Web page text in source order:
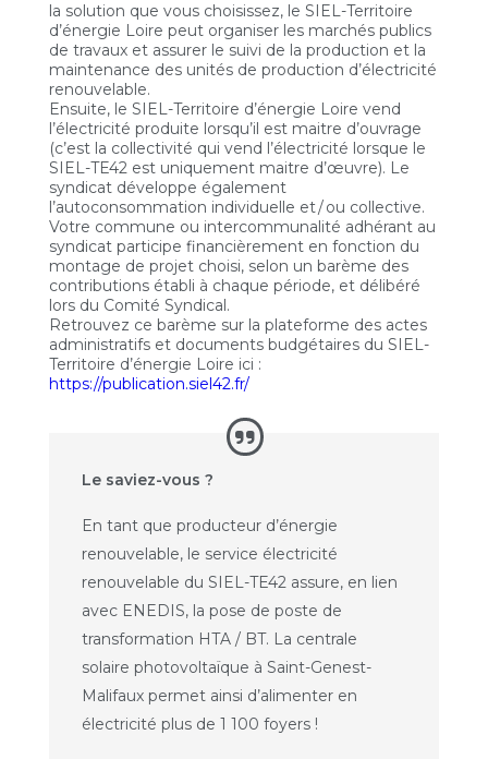
la solution que vous choisissez, le SIEL-Territoire
d’énergie Loire peut organiser les marchés publics
de travaux et assurer le suivi de la production et la
maintenance des unités de production d’électricité
renouvelable.
Ensuite, le SIEL-Territoire d’énergie Loire vend
l’électricité produite lorsqu’il est maitre d’ouvrage
(c’est la collectivité qui vend l’électricité lorsque le
SIEL-TE42 est uniquement maitre d’œuvre). Le
syndicat développe également
l’autoconsommation individuelle et / ou collective.
Votre commune ou intercommunalité adhérant au
syndicat participe financièrement en fonction du
montage de projet choisi, selon un barème des
contributions établi à chaque période, et délibéré
lors du Comité Syndical.
Retrouvez ce barème sur la plateforme des actes
administratifs et documents budgétaires du SIEL-
Territoire d’énergie Loire ici :
https://publication.siel42.fr/
Le saviez-vous ?
En tant que producteur d’énergie
renouvelable, le service électricité
renouvelable du SIEL-TE42 assure, en lien
avec ENEDIS, la pose de poste de
transformation HTA / BT. La centrale
solaire photovoltaïque à Saint-Genest-
Malifaux permet ainsi d’alimenter en
électricité plus de 1 100 foyers !